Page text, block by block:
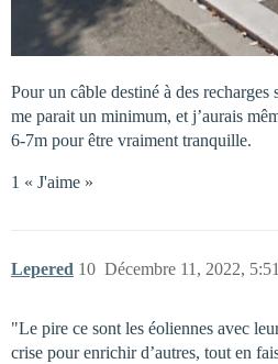
Pour un câble destiné à des
me parait un minimum, et j’aurais
6-7m pour être vraiment tranquille.
1 « J'aime »
Lepered Décembre 11, 2022, 5:51
10
"Le pire ce sont les éoliennes avec
crise pour enrichir d’autres, tout en